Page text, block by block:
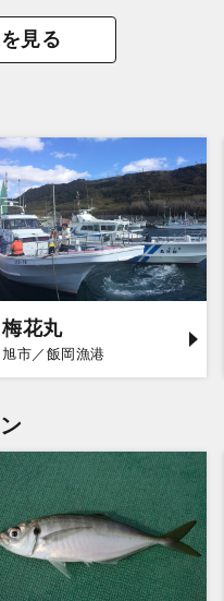
見る
梅花丸
旭市／飯岡漁港